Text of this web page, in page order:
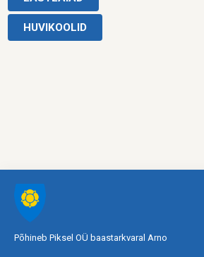
Põhineb Piksel OÜ baastarkvaral Arno